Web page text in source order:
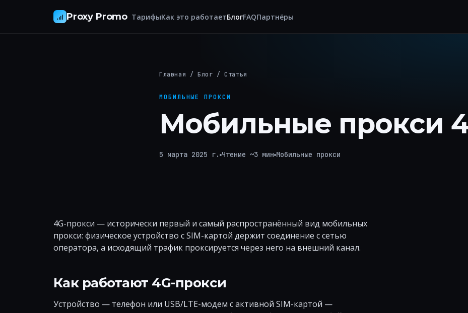
Proxy Promo ТарифыКак это работаетБлогFAQПартнёры
Главная /Блог / Статья
МОБИЛЬНЫЕ ПРОКСИ
Мобильные прокси
5 марта 2025 г. Чтение ~3 мин Мобильные прокси
4G-прокси — исторически первый и самый распространённый вид мобильных
прокси: физическое устройство с SIM-картой держит соединение с сетью
оператора, а исходящий трафик проксируется через него на внешний канал.
Как работают 4G-прокси
Устройство — телефон или USB/LTE-модем с активной SIM-картой —